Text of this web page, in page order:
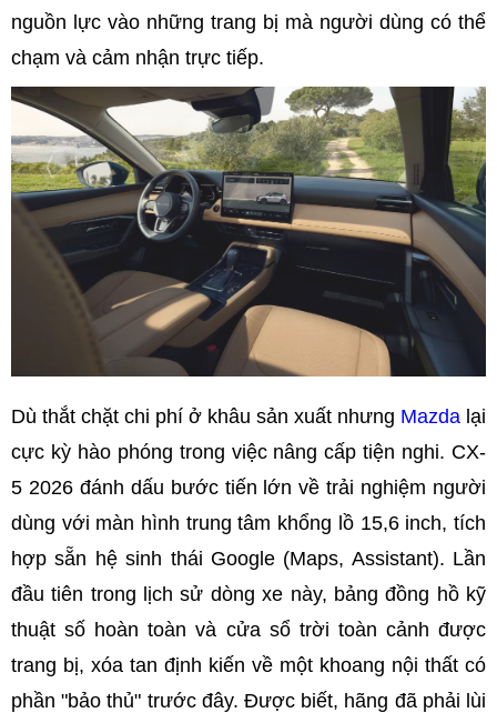
nguồn lực vào những trang bị mà người dùng có thể
chạm và cảm nhận trực tiếp.
Dù thắt chặt chi phí ở khâu sản xuất nhưng Mazda lại
cực kỳ hào phóng trong việc nâng cấp tiện nghi. CX-
5 2026 đánh dấu bước tiến lớn về trải nghiệm người
dùng với màn hình trung tâm khổng lồ 15,6 inch, tích
hợp sẵn hệ sinh thái Google (Maps, Assistant). Lần
đầu tiên trong lịch sử dòng xe này, bảng đồng hồ kỹ
thuật số hoàn toàn và cửa sổ trời toàn cảnh được
trang bị, xóa tan định kiến về một khoang nội thất có
phần "bảo thủ" trước đây. Được biết, hãng đã phải lùi